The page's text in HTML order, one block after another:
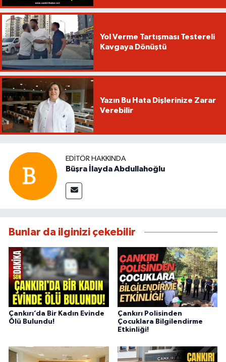
Yol Verme Tartışması Testereli
Kavgaya Dönüştü
Yazın Bu Hata Dişlerinize Zarar
Verebilir
EDITÖR HAKKINDA
Büşra İlayda Abdullahoğlu
Bunlar da ilginizi çekebilir
Çankırı’da Bir Kadın Evinde
Ölü Bulundu!
Çankırı Polisinden
Çocuklara Bilgilendirme
Etkinliği!